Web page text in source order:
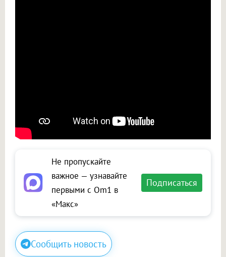
Не пропускайте
важное — узнавайте
первыми с Om1 в
«Макс»
Подписаться
Сообщить новость